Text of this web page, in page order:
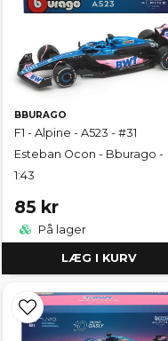
BBURAGO
F1 - Alpine - A523 - #31
Esteban Ocon - Bburago -
1:43
85 kr
På lager
LÆG I KURV